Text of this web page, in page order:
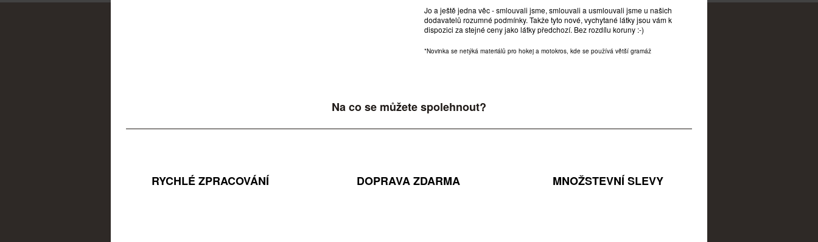
Jo a ještě jedna věc - smlouvali jsme, smlouvali a usmlouvali jsme u našich
dodavatelů rozumné podmínky. Takže tyto nové, vychytané látky jsou vám k
dispozici za stejné ceny jako látky předchozí. Bez rozdílu koruny :-)
*Novinka se netýká materiálů pro hokej a motokros, kde se používá větší gramáž
Na co se můžete spolehnout?
RYCHLÉ ZPRACOVÁNÍ DOPRAVA ZDARMA MNOŽSTEVNÍ SLEVY